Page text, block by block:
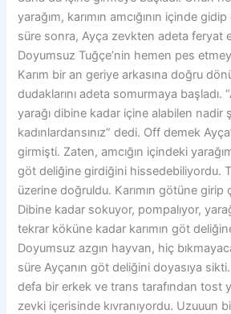
yarağım, karımın amcığının içinde
süre sonra, Ayça zevkten adeta feryat
Doyumsuz Tuğçe’nin hemen pes
Karım bir an geriye arkasına doğru
dudaklarını adeta somurmaya başladı.
yarağı dibine kadar içine alabilen nadir
kadınlardansınız” dedi. Off demek
girmişti. Zaten, amcığın içindeki
göt deliğine girdiğini hissedebiliyordu.
üzerine doğruldu. Karımın götüne girip
Dibine kadar sokuyor, pompalıyor,
tekrar köküne kadar karımın göt
Doyumsuz azgın hayvan, hiç
süre Ayçanın göt deliğini doyasıya
defa bir erkek ve trans tarafından tost
zevki içerisinde kıvranıyordu. Uzuuun